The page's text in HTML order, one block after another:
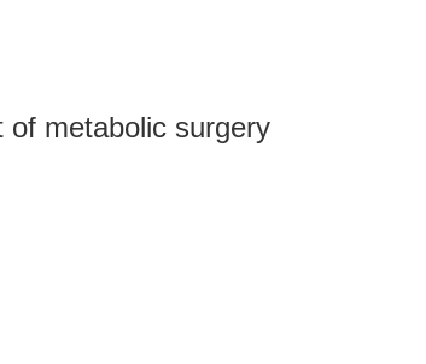
of metabolic surgery